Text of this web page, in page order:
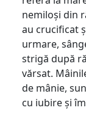
nemiloși din
au crucificat
urmare,
strigă după
vărsat.
de mânie,
cu iubire și